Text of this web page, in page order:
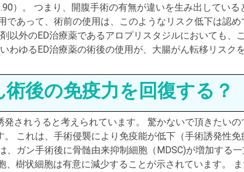
）。 つまり、開腹手術の有無が違いを生み出している
であって、術前の使用は、このようなリスク低下は認め
以外のED治療薬であるアロプリスタジルにおいても、
わゆるED治療薬の術後の使用が、大腸がん転移リスク
後の免疫力を回復する？
されうると考えられています。 驚かないで頂きたい
これは、手術侵襲により免疫能が低下（手術誘発性
、ガン手術後に骨髄由来抑制細胞（MDSC)が増加する
、樹状細胞は有意に減少することが示されています。